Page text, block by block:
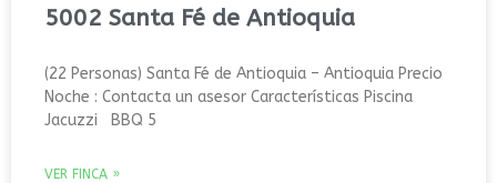
5002 Santa Fé de Antioquia
(22 Personas) Santa Fé de Antioquia – Antioquia Precio
Noche : Contacta un asesor Características Piscina
Jacuzzi BBQ 5
VER FINCA »